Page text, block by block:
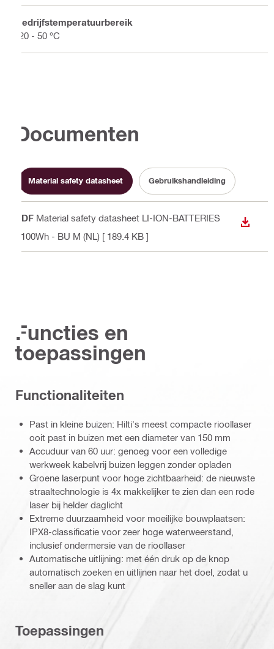
Bedrijfstemperatuurbereik
-20 - 50 °C
Documenten
Material safety datasheet Gebruikshandleiding
PDF Material safety datasheet LI-ION-BATTERIES
<100Wh - BU M (NL) [ 189.4 KB ]
Functies en
toepassingen
Functionaliteiten
Past in kleine buizen: Hilti's meest compacte rioollaser
ooit past in buizen met een diameter van 150 mm
Accuduur van 60 uur: genoeg voor een volledige
werkweek kabelvrij buizen leggen zonder opladen
Groene laserpunt voor hoge zichtbaarheid: de nieuwste
straaltechnologie is 4x makkelijker te zien dan een rode
laser bij helder daglicht
Extreme duurzaamheid voor moeilijke bouwplaatsen:
IPX8-classificatie voor zeer hoge waterweerstand,
inclusief ondermersie van de rioollaser
Automatische uitlijning: met één druk op de knop
automatisch zoeken en uitlijnen naar het doel, zodat u
sneller aan de slag kunt
Toepassingen